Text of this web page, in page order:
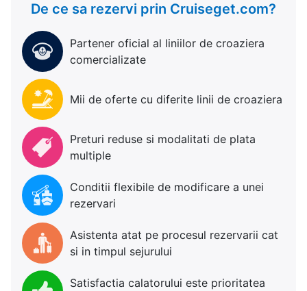
De ce sa rezervi prin Cruiseget.com?
Partener oficial al liniilor de croaziera
comercializate
Mii de oferte cu diferite linii de croaziera
Preturi reduse si modalitati de plata
multiple
Conditii flexibile de modificare a unei
rezervari
Asistenta atat pe procesul rezervarii cat
si in timpul sejurului
Satisfactia calatorului este prioritatea